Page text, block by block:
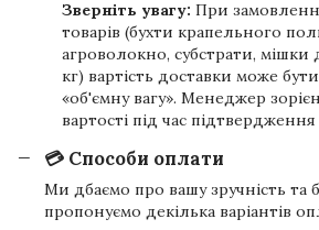
Зверніть увагу: При
товарів (бухти крапельного
агроволокно, субстрати, мішки
кг) вартість доставки може
«об'ємну вагу». Менеджер
вартості під час
💳 Способи оплати
Ми дбаємо про вашу зручність та
пропонуємо декілька варіантів